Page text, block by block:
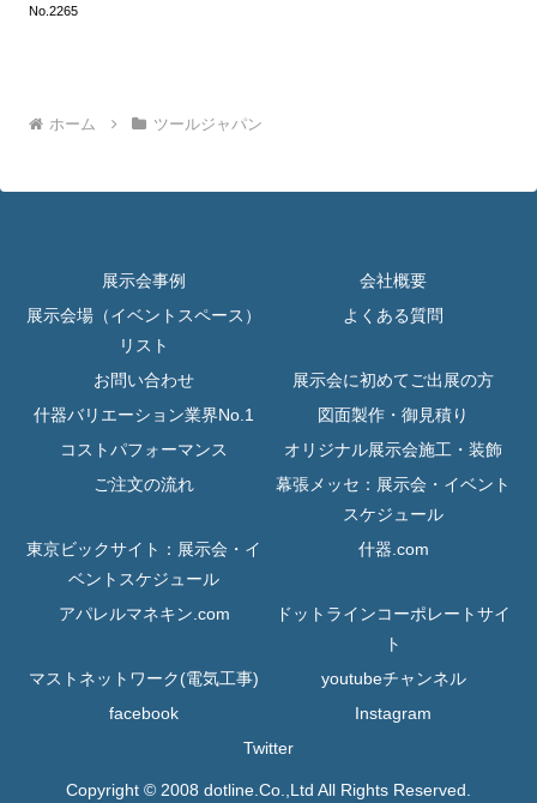
No.2265
ホーム ツールジャパン
展示会事例
会社概要
展示会場（イベントスペース）
リスト
よくある質問
お問い合わせ
展示会に初めてご出展の方
什器バリエーション業界No.1
図面製作・御見積り
コストパフォーマンス
オリジナル展示会施工・装飾
ご注文の流れ
幕張メッセ：展示会・イベント
スケジュール
東京ビックサイト：展示会・イ
ベントスケジュール
什器.com
アパレルマネキン.com
ドットラインコーポレートサイ
ト
マストネットワーク(電気工事)
youtubeチャンネル
facebook
Instagram
Twitter
Copyright © 2008 dotline.Co.,Ltd All Rights Reserved.